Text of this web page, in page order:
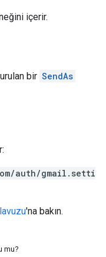
içerir.
bir SendAs
auth/gmail.setti
'na bakın.
mu?